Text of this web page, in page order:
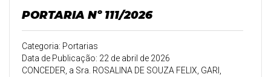
PORTARIA Nº 111/2026
Categoria: Portarias
Data de Publicação: 22 de abril de 2026
CONCEDER, a Sra. ROSALINA DE SOUZA FELIX, GARI,